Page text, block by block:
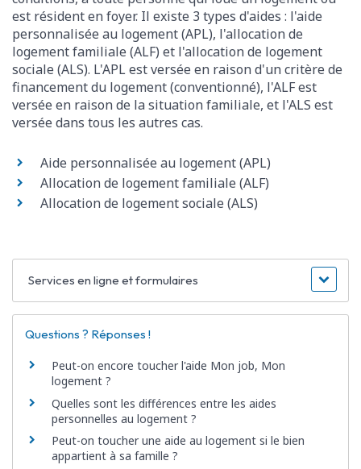
est résident en foyer. Il existe 3 types d'aides : l'aide
personnalisée au logement (APL), l'allocation de
logement familiale (ALF) et l'allocation de logement
sociale (ALS). L'APL est versée en raison d'un critère de
financement du logement (conventionné), l'ALF est
versée en raison de la situation familiale, et l'ALS est
versée dans tous les autres cas.
Aide personnalisée au logement (APL)
Allocation de logement familiale (ALF)
Allocation de logement sociale (ALS)
Services en ligne et formulaires
Questions ? Réponses !
Peut-on encore toucher l'aide Mon job, Mon
logement ?
Quelles sont les différences entre les aides
personnelles au logement ?
Peut-on toucher une aide au logement si le bien
appartient à sa famille ?